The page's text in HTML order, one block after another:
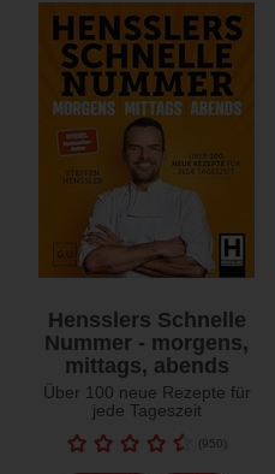
Hensslers Schnelle
Nummer - morgens,
mittags, abends
Über 100 neue Rezepte für
jede Tageszeit
(950)